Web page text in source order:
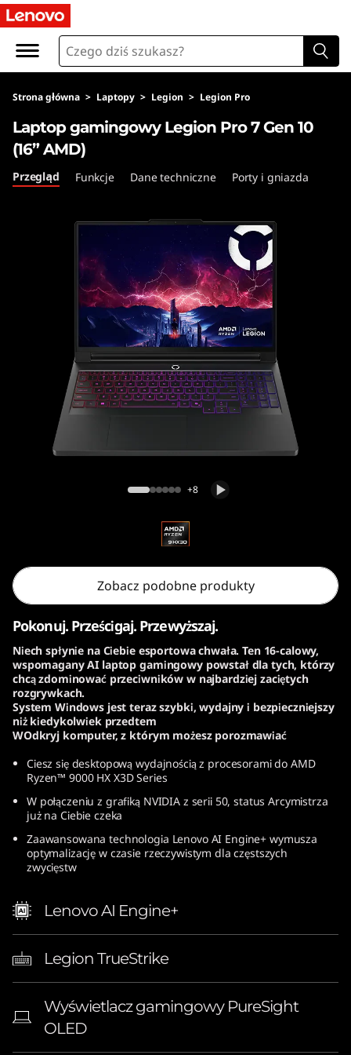
L
n
o
v
o
e
n
1
0
1
6
M
D
E
Strona główna > Laptopy > Legion > Legion Pro
Laptop gamingowy Legion Pro 7 Gen 10
(16” AMD)
Przegląd Funkcje Dane techniczne Porty i gniazda
+8
Zobacz podobne produkty
Pokonuj. Prześcigaj. Przewyższaj.
Niech spłynie na Ciebie esportowa chwała. Ten 16-calowy,
wspomagany AI laptop gamingowy powstał dla tych, którzy
chcą zdominować przeciwników w najbardziej zaciętych
rozgrywkach.
System Windows jest teraz szybki, wydajny i bezpieczniejszy
niż kiedykolwiek przedtem
WOdkryj komputer, z którym możesz porozmawiać
Ciesz się desktopową wydajnością z procesorami do AMD
Ryzen™ 9000 HX X3D Series
W połączeniu z grafiką NVIDIA z serii 50, status Arcymistrza
już na Ciebie czeka
Zaawansowana technologia Lenovo AI Engine+ wymusza
optymalizację w czasie rzeczywistym dla częstszych
zwycięstw
Lenovo AI Engine+
Legion TrueStrike
Wyświetlacz gamingowy PureSight
OLED